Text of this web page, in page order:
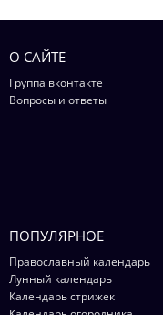
О САЙТЕ
Группа вконтакте
Вопросы и ответы
ПОПУЛЯРНОЕ
Православный календарь
Лунный календарь
Календарь стрижек